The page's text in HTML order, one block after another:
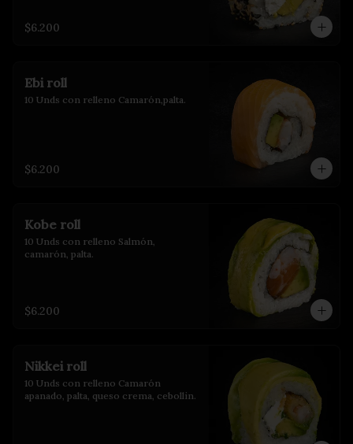
$6.200
Ebi roll
10 Unds con relleno Camarón,palta.
$6.200
Kobe roll
10 Unds con relleno Salmón,
camarón, palta.
$6.200
Nikkei roll
10 Unds con relleno Camarón
apanado, palta, queso crema, cebollin.